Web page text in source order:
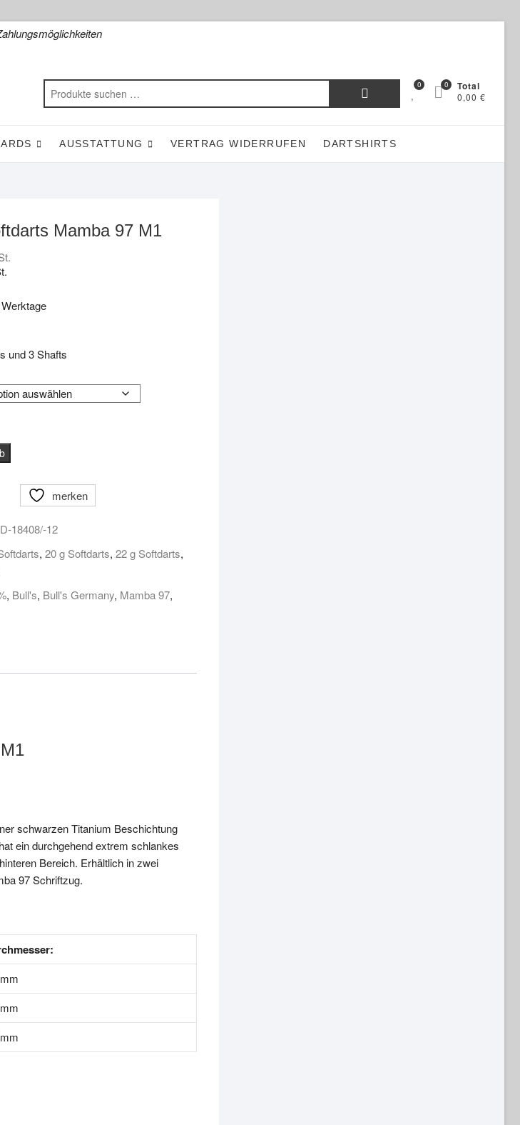
Suchen
0 Total
0,00 €
0
AUSSTATTUNG VERTRAG WIDERRUFEN DARTSHIRTS
Mamba 97 M1
und 3 Shafts
merken
18408/-12
,20 g Softdarts,22 g Softdarts,
, Bull's, Bull's Germany, Mamba 97,
schwarzen Titanium Beschichtung
ein durchgehend extrem schlankes
Bereich. Erhältlich in zwei
97 Schriftzug.